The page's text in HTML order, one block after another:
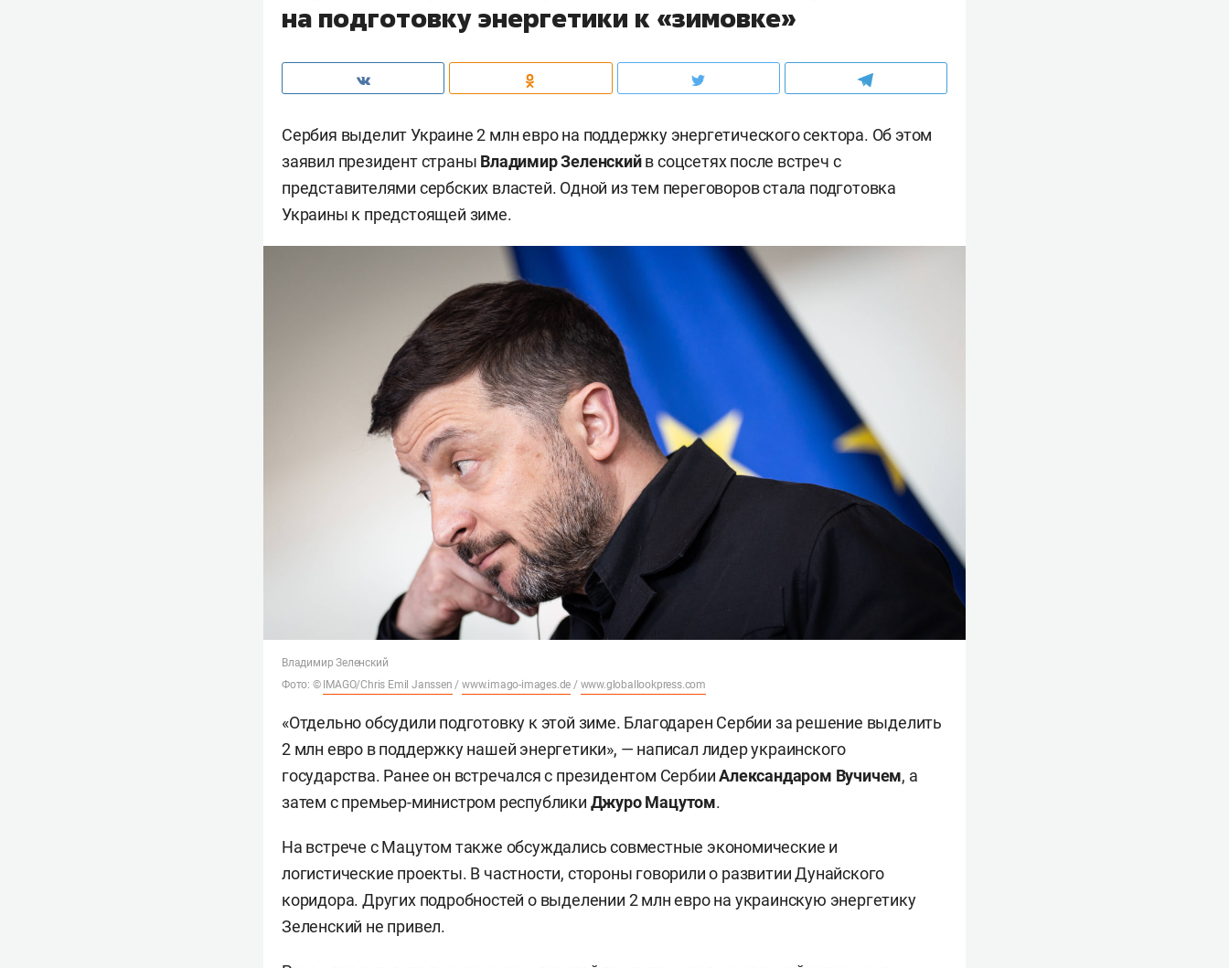
на подготовку энергетики к «зимовке»
Сербия выделит Украине 2 млн евро на поддержку энергетического сектора. Об этом
заявил президент страны Владимир Зеленскийв соцсетях после встреч с
представителями сербских властей. Одной из тем переговоров стала подготовка
Украины к предстоящей зиме.
Владимир Зеленский
Фото: © IMAGO/Chris Emil Janssen /www.imago-images.de / www.globallookpress.com
«Отдельно обсудили подготовку к этой зиме. Благодарен Сербии за решение выделить
2 млн евро в поддержку нашей энергетики», — написал лидер украинского
государства. Ранее он встречался с президентом СербииАлександаром Вучичем, а
затем с премьер-министром республики Джуро Мацутом.
На встрече с Мацутом также обсуждались совместные экономические и
логистические проекты. В частности, стороны говорили о развитии Дунайского
коридора. Других подробностей о выделении 2 млн евро на украинскую энергетику
Зеленский не привел.